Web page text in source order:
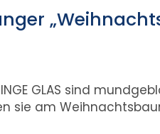
GLAS sind
sie am